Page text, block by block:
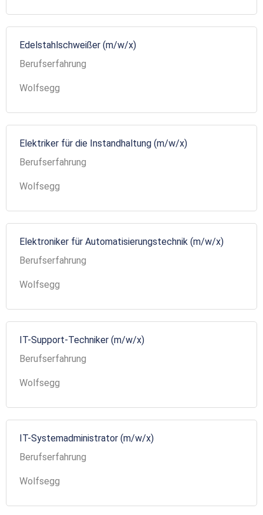
Edelstahlschweißer (m/w/x)
Berufserfahrung
Wolfsegg
Elektriker für die Instandhaltung (m/w/x)
Berufserfahrung
Wolfsegg
Elektroniker für Automatisierungstechnik (m/w/x)
Berufserfahrung
Wolfsegg
IT-Support-Techniker (m/w/x)
Berufserfahrung
Wolfsegg
IT-Systemadministrator (m/w/x)
Berufserfahrung
Wolfsegg